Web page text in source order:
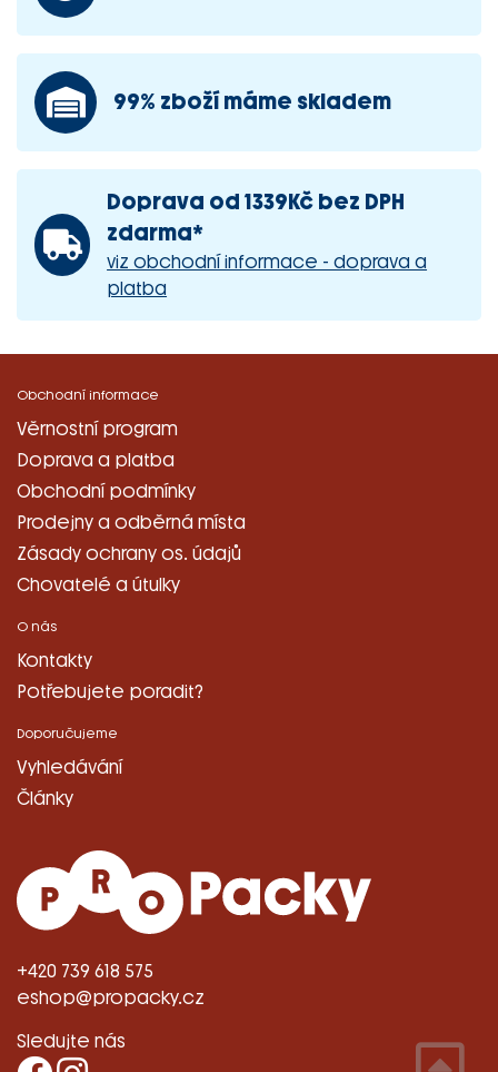
99% zboží máme skladem
Doprava od 1339Kč bez DPH
zdarma*
viz obchodní informace - doprava a
platba
+420 739 618 575
eshop@propacky.cz
Sledujte nás
Obchodní informace
Věrnostní program
Doprava a platba
Obchodní podmínky
Prodejny a odběrná místa
Zásady ochrany os. údajů
Chovatelé a útulky
O nás
Kontakty
Potřebujete poradit?
Doporučujeme
Vyhledávání
Články